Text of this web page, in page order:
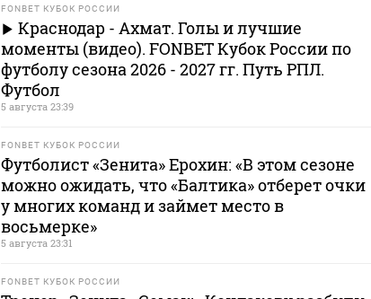
FONBET КУБОК РОССИИ
Краснодар - Ахмат. Голы и лучшие
моменты (видео). FONBET Кубок России по
футболу сезона 2026 - 2027 гг. Путь РПЛ.
Футбол
5 августа 23:39
FONBET КУБОК РОССИИ
Футболист «Зенита» Ерохин: «В этом сезоне
можно ожидать, что «Балтика» отберет очки
у многих команд и займет место в
восьмерке»
5 августа 23:31
FONBET КУБОК РОССИИ